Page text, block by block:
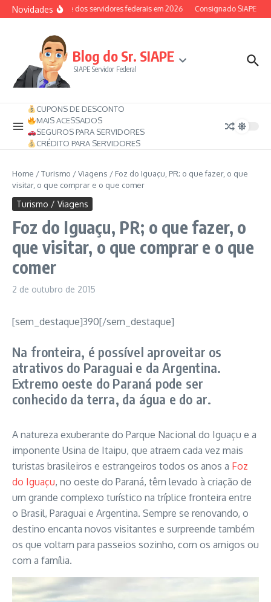
Ir para o conteúdo
Novidades
Auxílio-saúde dos servidores federais em 2026 Consignado SIAPE
Blog do Sr. SIAPE
SIAPE Servidor Federal
CUPONS DE DESCONTO
MAIS ACESSADOS
SEGUROS PARA SERVIDORES
CRÉDITO PARA SERVIDORES
Home /Turismo / Viagens / Foz do Iguaçu, PR; o que fazer, o que
visitar, o que comprar e o que comer
Turismo / Viagens
Foz do Iguaçu, PR; o que fazer, o
que visitar, o que comprar e o que
comer
2 de outubro de 2015
[sem_destaque]390[/sem_destaque]
Na fronteira, é possível aproveitar os
atrativos do Paraguai e da Argentina.
Extremo oeste do Paraná pode ser
conhecido da terra, da água e do ar.
A natureza exuberante do Parque Nacional do Iguaçu e a
imponente Usina de Itaipu, que atraem cada vez mais
turistas brasileiros e estrangeiros todos os anos a Foz
do Iguaçu, no oeste do Paraná, têm levado à criação de
um grande complexo turístico na tríplice fronteira entre
o Brasil, Paraguai e Argentina. Sempre se renovando, o
destino encanta novos visitantes e surpreende também
os que voltam para passeios sozinho, com os amigos ou
com a família.